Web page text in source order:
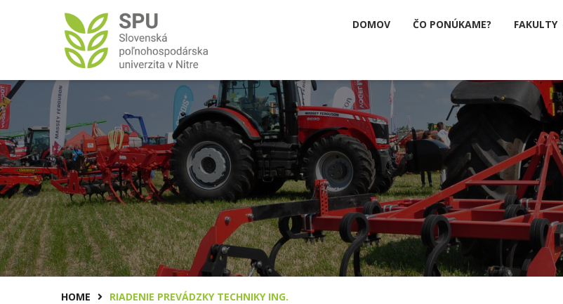
DOMOV ČO PONÚKAME? FAKULTY
HOME RIADENIE PREVÁDZKY TECHNIKY ING.